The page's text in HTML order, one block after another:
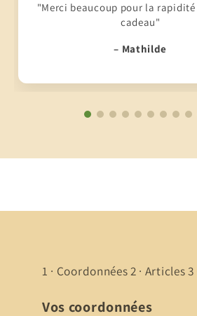
"Merci beaucoup pour la
cadeau"
– Mathilde